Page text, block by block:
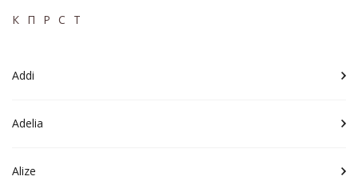
К П Р С Т
Addi
Adelia
Alize